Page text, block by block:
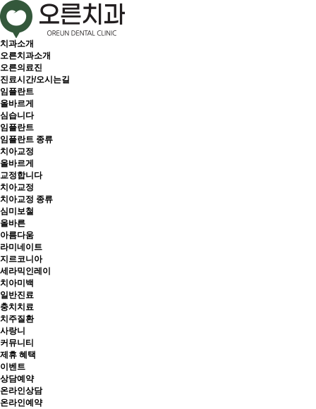
치과소개
오른치과소개
오른의료진
진료시간/오시는길
임플란트
올바르게
심습니다
임플란트
임플란트 종류
치아교정
올바르게
교정합니다
치아교정
치아교정 종류
심미보철
올바른
아름다움
라미네이트
지르코니아
세라믹인레이
치아미백
일반진료
충치치료
치주질환
사랑니
커뮤니티
제휴 혜택
이벤트
상담예약
온라인상담
온라인예약